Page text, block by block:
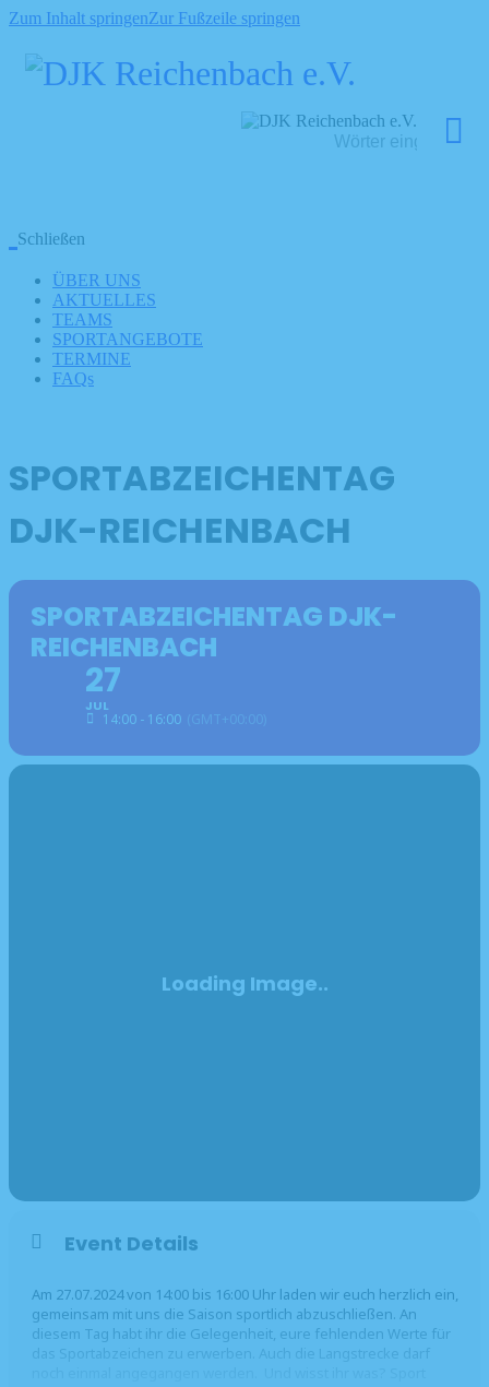
Zum Inhalt springenZur Fußzeile springen
Schließen
ÜBER UNS
AKTUELLES
TEAMS
SPORTANGEBOTE
TERMINE
FAQs
SPORTABZEICHENTAG
DJK-REICHENBACH
SPORTABZEICHENTAG DJK-
REICHENBACH
27
JUL
14:00 - 16:00 (GMT+00:00)
Event Details
Am 27.07.2024 von 14:00 bis 16:00 Uhr laden wir euch herzlich ein,
gemeinsam mit uns die Saison sportlich abzuschließen. An
diesem Tag habt ihr die Gelegenheit, eure fehlenden Werte für